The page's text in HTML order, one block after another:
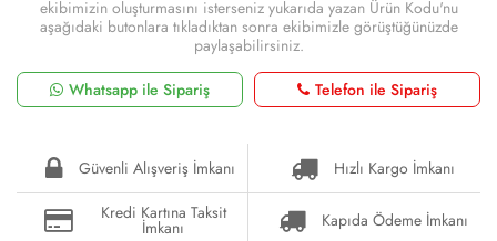
ekibimizin oluşturmasını isterseniz yukarıda yazan Ürün Kodu'nu
aşağıdaki butonlara tıkladıktan sonra ekibimizle görüştüğünüzde
paylaşabilirsiniz.
Whatsapp ile Sipariş
Telefon ile Sipariş
Güvenli Alışveriş İmkanı
Hızlı Kargo İmkanı
Kredi Kartına Taksit
İmkanı Kapıda Ödeme İmkanı